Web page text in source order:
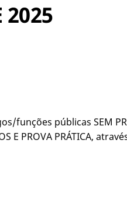
2025
públicas SEM
PROVA PRÁTICA,